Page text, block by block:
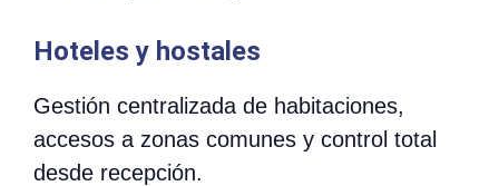
Hoteles y hostales
Gestión centralizada de habitaciones,
accesos a zonas comunes y control total
desde recepción.